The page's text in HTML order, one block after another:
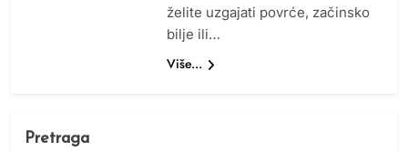
želite uzgajati povrće, začinsko
bilje ili…
Više...
Pretraga